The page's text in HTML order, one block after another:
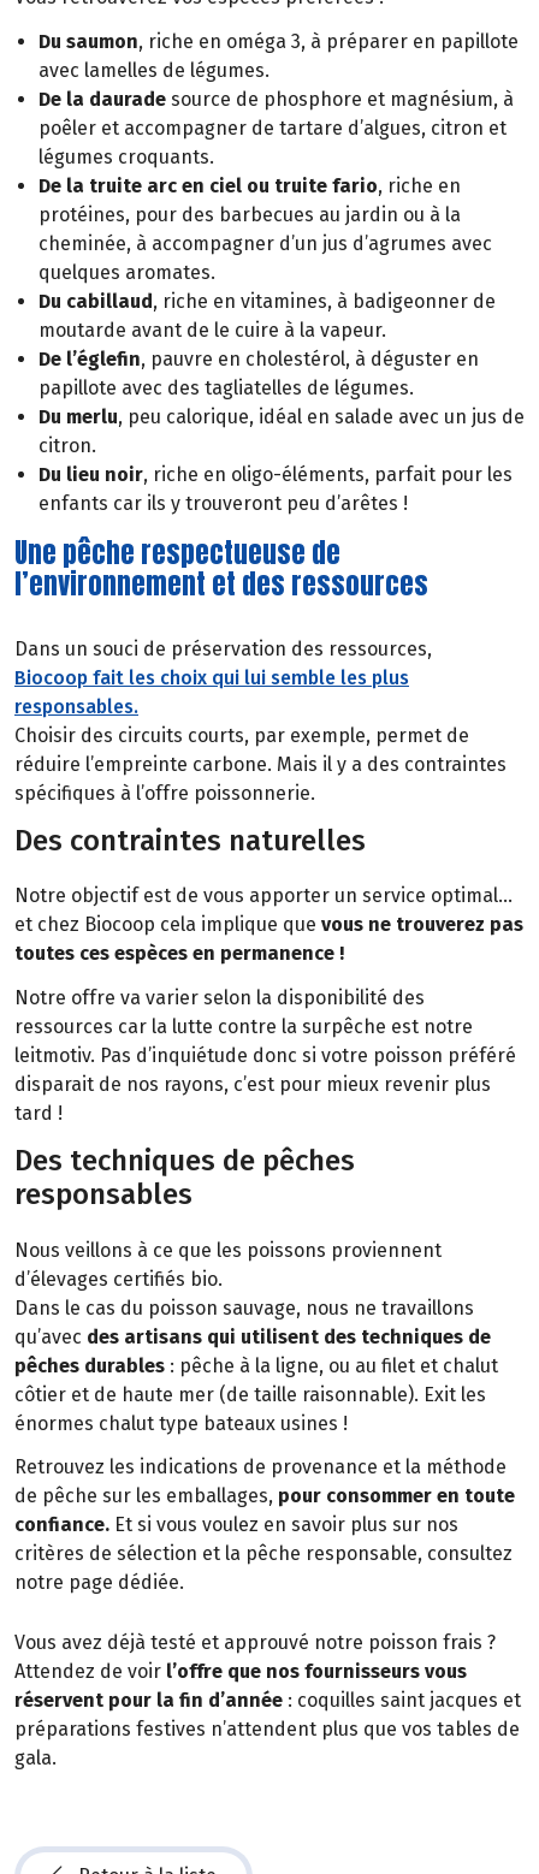
Du saumon, riche en oméga 3, à préparer en papillote
avec lamelles de légumes.
De la daurade source de phosphore et magnésium, à
poêler et accompagner de tartare d’algues, citron et
légumes croquants.
De la truite arc en ciel ou truite fario, riche en
protéines, pour des barbecues au jardin ou à la
cheminée, à accompagner d’un jus d’agrumes avec
quelques aromates.
Du cabillaud, riche en vitamines, à badigeonner de
moutarde avant de le cuire à la vapeur.
De l’églefin, pauvre en cholestérol, à déguster en
papillote avec des tagliatelles de légumes.
Du merlu, peu calorique, idéal en salade avec un jus de
citron.
Du lieu noir, riche en oligo-éléments, parfait pour les
enfants car ils y trouveront peu d’arêtes !
Une pêche respectueuse de
l’environnement et des ressources
Dans un souci de préservation des ressources,
Biocoop fait les choix qui lui semble les plus
responsables.
Choisir des circuits courts, par exemple, permet de
réduire l’empreinte carbone. Mais il y a des contraintes
spécifiques à l’offre poissonnerie.
Des contraintes naturelles
Notre objectif est de vous apporter un service optimal…
et chez Biocoop cela implique que vous ne trouverez pas
toutes ces espèces en permanence !
Notre offre va varier selon la disponibilité des
ressources car la lutte contre la surpêche est notre
leitmotiv. Pas d’inquiétude donc si votre poisson préféré
disparait de nos rayons, c’est pour mieux revenir plus
tard !
Des techniques de pêches
responsables
Nous veillons à ce que les poissons proviennent
d’élevages certifiés bio.
Dans le cas du poisson sauvage, nous ne travaillons
qu’avec des artisans qui utilisent des techniques de
pêches durables : pêche à la ligne, ou au filet et chalut
côtier et de haute mer (de taille raisonnable). Exit les
énormes chalut type bateaux usines !
Retrouvez les indications de provenance et la méthode
de pêche sur les emballages, pour consommer en toute
confiance. Et si vous voulez en savoir plus sur nos
critères de sélection et la pêche responsable, consultez
notre page dédiée.
Vous avez déjà testé et approuvé notre poisson frais ?
Attendez de voir l’offre que nos fournisseurs vous
réservent pour la fin d’année : coquilles saint jacques et
préparations festives n’attendent plus que vos tables de
gala.